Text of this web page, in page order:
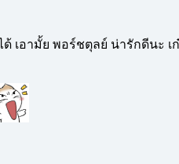
เอามั้ย พอร์ชตุลย์ น่ารักดีนะ เ